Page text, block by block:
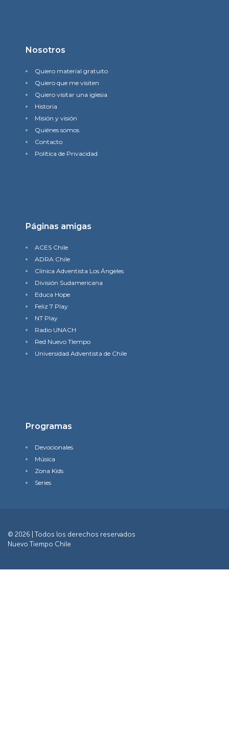
Nosotros
Quiero material gratuito
Quiero que me visiten
Quiero visitar una iglesia
Historia
Misión y visión
Quiénes somos
Contacto
Política de Privacidad
Páginas amigas
ACES Chile
ADRA Chile
Clínica Adventista Los Ángeles
División Sudamericana
Educa Hope
Feliz 7 Play
NT Play
Radio UNACH
Red Nuevo TIempo
Universidad Adventista de Chile
Programas
Devocionales
Música
Zona Kids
Series
© 2026 | Todos los derechos reservados
Nuevo Tiempo Chile